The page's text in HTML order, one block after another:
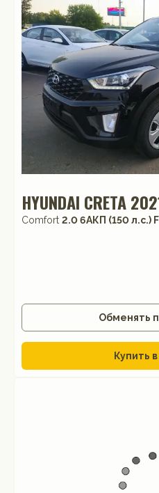
HYUNDAI CRETA
Comfort 2.0 6AКП (150 л.с.)
Обменять
Купить